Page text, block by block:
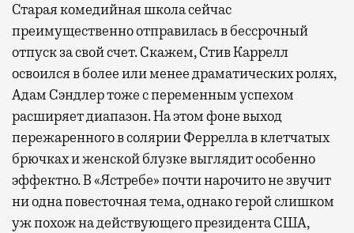
Старая комедийная школа сейчас
преимущественно отправилась в бессрочный
отпуск за свой счет. Скажем, Стив Каррелл
освоился в более или менее драматических ролях,
Адам Сэндлер тоже с переменным успехом
расширяет диапазон. На этом фоне выход
пережаренного в солярии Феррелла в клетчатых
брючках и женской блузке выглядит особенно
эффектно. В «Ястребе» почти нарочито не звучит
ни одна повесточная тема, однако герой слишком
уж похож на действующего президента США,